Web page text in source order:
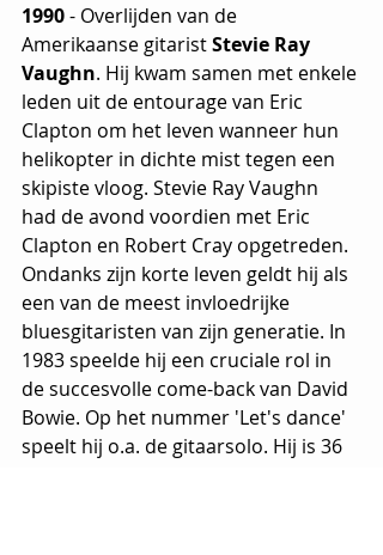
1990 - Overlijden van de
Amerikaanse gitarist Stevie Ray
Vaughn. Hij kwam samen met enkele
leden uit de entourage van Eric
Clapton om het leven wanneer hun
helikopter in dichte mist tegen een
skipiste vloog. Stevie Ray Vaughn
had de avond voordien met Eric
Clapton en Robert Cray opgetreden.
Ondanks zijn korte leven geldt hij als
een van de meest invloedrijke
bluesgitaristen van zijn generatie. In
1983 speelde hij een cruciale rol in
de succesvolle come-back van David
Bowie. Op het nummer 'Let's dance'
speelt hij o.a. de gitaarsolo. Hij is 36